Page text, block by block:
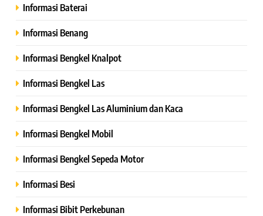
Informasi Baterai
Informasi Benang
Informasi Bengkel Knalpot
Informasi Bengkel Las
Informasi Bengkel Las Aluminium dan Kaca
Informasi Bengkel Mobil
Informasi Bengkel Sepeda Motor
Informasi Besi
Informasi Bibit Perkebunan